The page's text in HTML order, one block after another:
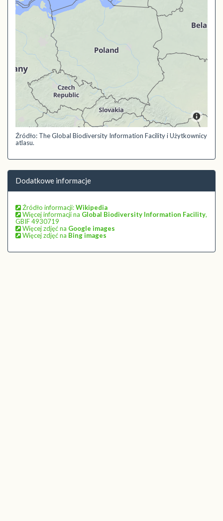
Źródło: The Global Biodiversity Information Facility i Użytkownicy
atlasu.
Dodatkowe informacje
Źródło informacji:Wikipedia
Więcej informacji na Global Biodiversity Information Facility,
GBIF 4930719
Więcej zdjęć na Google images
Więcej zdjęć na Bing images